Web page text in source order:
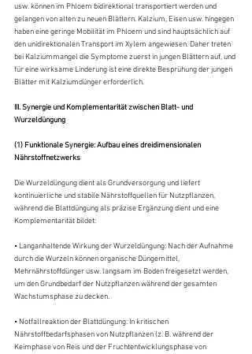
usw. können im Phloem bidirektional transportiert werden und
gelangen von alten zu neuen Blättern. Kalzium, Eisen usw. hingegen
haben eine geringe Mobilität im Phloem und sind hauptsächlich auf
den unidirektionalen Transport im Xylem angewiesen. Daher treten
bei Kalziummangel die Symptome zuerst in jungen Blättern auf, und
für eine wirksame Linderung ist eine direkte Besprühung der jungen
Blätter mit Kalziumdünger erforderlich.
III. Synergie und Komplementarität zwischen Blatt- und
Wurzeldüngung
(1) Funktionale Synergie: Aufbau eines dreidimensionalen
Nährstoffnetzwerks
Die Wurzeldüngung dient als Grundversorgung und liefert
kontinuierliche und stabile Nährstoffquellen für Nutzpflanzen,
während die Blattdüngung als präzise Ergänzung dient und eine
Komplementarität bildet:
• Langanhaltende Wirkung der Wurzeldüngung: Nach der Aufnahme
durch die Wurzeln können organische Düngemittel,
Mehrnährstoffdünger usw. langsam im Boden freigesetzt werden,
um den Grundbedarf der Nutzpflanzen während der gesamten
Wachstumsphase zu decken.
• Notfallreaktion der Blattdüngung: In kritischen
Nährstoffbedarfsphasen von Nutzpflanzen (z. B. während der
Keimphase von Reis und der Fruchtentwicklungsphase von